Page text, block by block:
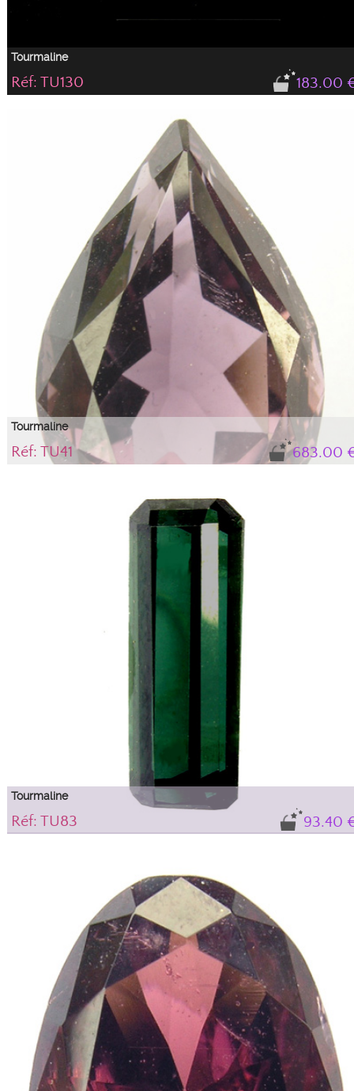
Tourmaline
183.00
Réf: TU130
Tourmaline
683.00
Réf: TU41
se révèlent "noires" sur la photo
Tourmaline
93.40
Réf: TU83